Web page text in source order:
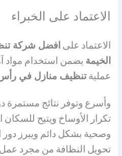
الاعتماد على الخبراء
الاعتماد على افضل شركة
الخيمة يضمن استخدام مواد
عمليةتنظيف منازل في رأس
وأسرع وتوفر نتائج مستمرة
تكرار الأوساخ ويتيح للسكان
وصحية بشكل دائم ويبرز
تحويل النظافة من مجرد